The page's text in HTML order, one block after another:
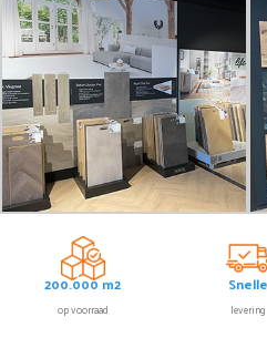
200.000 m2
op voorraad
Snelle
levering